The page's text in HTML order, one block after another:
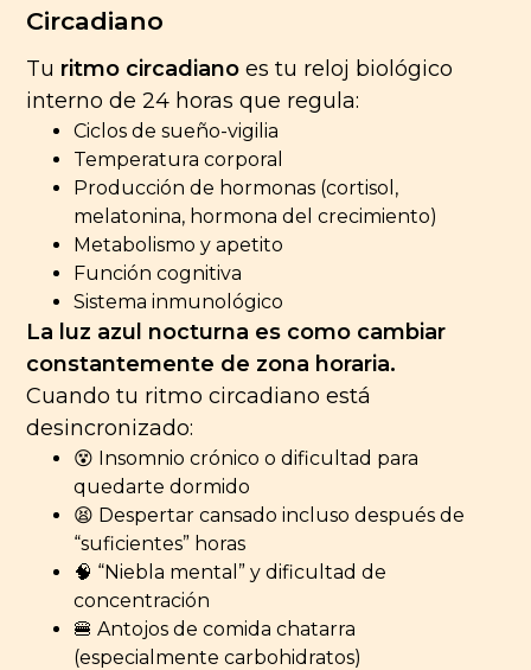
Circadiano
Tu ritmo circadiano es tu reloj biológico
interno de 24 horas que regula:
Ciclos de sueño-vigilia
Temperatura corporal
Producción de hormonas (cortisol,
melatonina, hormona del crecimiento)
Metabolismo y apetito
Función cognitiva
Sistema inmunológico
La luz azul nocturna es como cambiar
constantemente de zona horaria.
Cuando tu ritmo circadiano está
desincronizado:
😵 Insomnio crónico o dificultad para
quedarte dormido
😫 Despertar cansado incluso después de
“suficientes” horas
🧠 “Niebla mental” y dificultad de
concentración
🍔 Antojos de comida chatarra
(especialmente carbohidratos)